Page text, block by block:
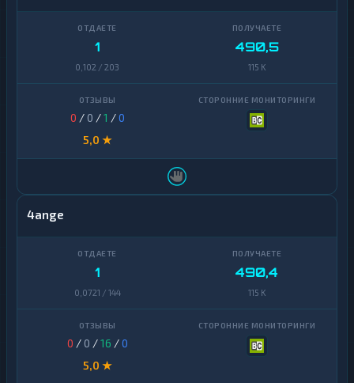
1
0,102 / 203
490,5
115 K
0 / 0 /1 /0
5,0 ★
4ange
1
0,0721 / 144
490,4
115 K
0 / 0 /16 /0
5,0 ★